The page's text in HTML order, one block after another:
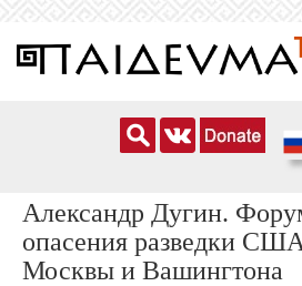
основному
Александр Дугин.
опасения разведки
Москвы и Вашингтона